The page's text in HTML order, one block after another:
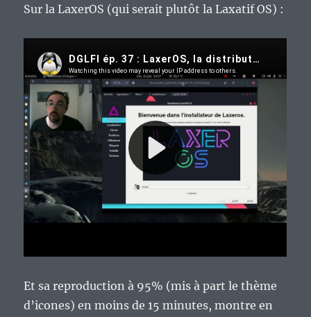
Sur la LaxerOS (qui serait plutôt la Laxatif OS) :
Et sa reproduction à 95% (mis à part le thème
d’icones) en moins de 15 minutes, montre en